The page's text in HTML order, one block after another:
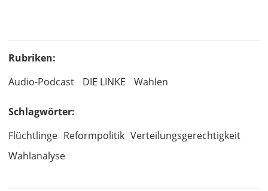
Rubriken:
Audio-Podcast
DIE LINKE Wahlen
Schlagwörter:
Flüchtlinge Reformpolitik Verteilungsgerechtigkeit
Wahlanalyse